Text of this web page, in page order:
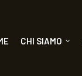
CHI SIAMO